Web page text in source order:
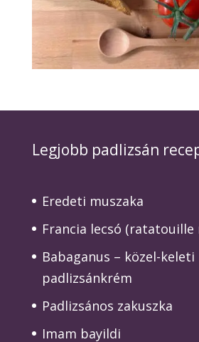
Legjobb padlizsán
Eredeti muszaka
Francia lecsó (ratatouille
Babaganus – közel-keleti
padlizsánkrém
Padlizsános zakuszka
Imam bayildi